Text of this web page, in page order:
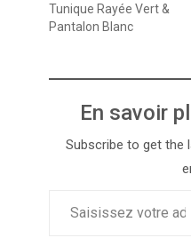
Tunique Rayée Vert &
Pantalon Blanc
En savoir
Subscribe to get